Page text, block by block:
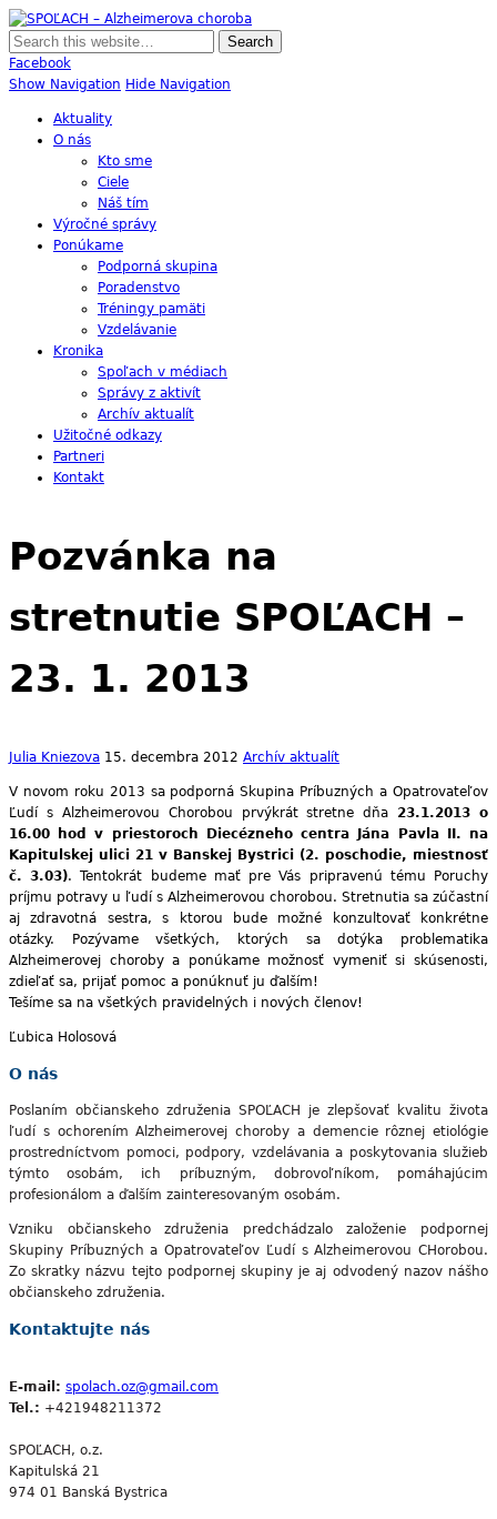
Skupina Príbuzných a Opatrovateľov Ľudí s Alzheimerovou Chorobou
Facebook
Show Navigation Hide Navigation
Aktuality
O nás
Kto sme
Ciele
Náš tím
Výročné správy
Ponúkame
Podporná skupina
Poradenstvo
Tréningy pamäti
Vzdelávanie
Kronika
Spoľach v médiach
Správy z aktivít
Archív aktualít
Užitočné odkazy
Partneri
Kontakt
Pozvánka na
stretnutie SPOĽACH –
23. 1. 2013
Julia Kniezova 15. decembra 2012 Archív aktualít
V novom roku 2013 sa podporná Skupina Príbuzných a Opatrovateľov
Ľudí s Alzheimerovou Chorobou prvýkrát stretne dňa 23.1.2013 o
16.00 hod v priestoroch Diecézneho centra Jána Pavla II. na
Kapitulskej ulici 21 v Banskej Bystrici (2. poschodie, miestnosť
č. 3.03). Tentokrát budeme mať pre Vás pripravenú tému Poruchy
príjmu potravy u ľudí s Alzheimerovou chorobou. Stretnutia sa zúčastní
aj zdravotná sestra, s ktorou bude možné konzultovať konkrétne
otázky. Pozývame všetkých, ktorých sa dotýka problematika
Alzheimerovej choroby a ponúkame možnosť vymeniť si skúsenosti,
zdieľať sa, prijať pomoc a ponúknuť ju ďalším!
Tešíme sa na všetkých pravidelných i nových členov!
Ľubica Holosová
O nás
Poslaním občianskeho združenia SPOĽACH je zlepšovať kvalitu života
ľudí s ochorením Alzheimerovej choroby a demencie rôznej etiológie
prostredníctvom pomoci, podpory, vzdelávania a poskytovania služieb
týmto osobám, ich príbuzným, dobrovoľníkom, pomáhajúcim
profesionálom a ďalším zainteresovaným osobám.
Vzniku občianskeho združenia predchádzalo založenie podpornej
Skupiny Príbuzných a Opatrovateľov Ľudí s Alzheimerovou CHorobou.
Zo skratky názvu tejto podpornej skupiny je aj odvodený nazov nášho
občianskeho združenia.
Kontaktujte nás
E-mail: spolach.oz@gmail.com
Tel.: +421948211372
SPOĽACH, o.z.
Kapitulská 21
974 01 Banská Bystrica